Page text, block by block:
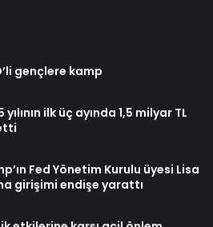
gençlere kamp
ilk üç ayında 1,5 milyar TL
Fed Yönetim Kurulu üyesi Lisa
girişimi endişe yarattı